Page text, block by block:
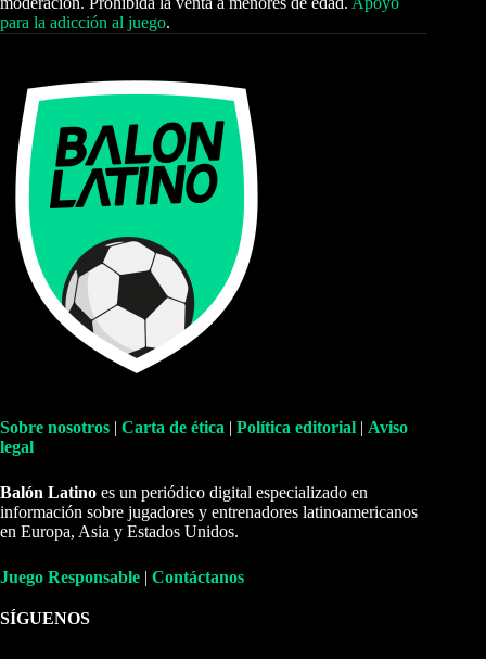
para la adicción al juego.
Sobre nosotros | Carta de ética | Política editorial | Aviso
legal
Balón Latino es un periódico digital especializado en
información sobre jugadores y entrenadores latinoamericanos
en Europa, Asia y Estados Unidos.
Juego Responsable | Contáctanos
SÍGUENOS